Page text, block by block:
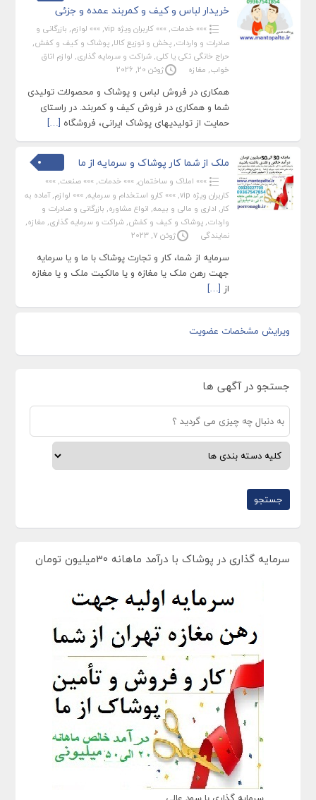
خریدار لباس و کیف و کمربند عمده و جزئی
»»» خدمات, »»» کاربران ویژه vip , »»» لوازم, بازرگانی و
صادرات و واردات, پخش و توزیع کالا, پوشاک و کیف و کفش,
حراج خانگی تکی یا کلی, شراکت و سرمایه گذاری, لوازم اتاق
خواب, مغازه ژوئن 20, 2026
همکاری در فروش لباس و پوشاک و محصولات تولیدی
شما و همکاری در فروش کیف و کمربند. در راستای
حمایت از تولیدیهای پوشاک ایرانی، فروشگاه […]
ملک از شما کار پوشاک و سرمایه از ما
»»» املاک و ساختمان, »»» خدمات, »»» صنعت,
»»»
کاربران ویژه vip
, »»» کارو استخدام و سرمایه, »»» لوازم,آماده به
کار, اداری و مالی و بیمه, انواع مشاوره, بازرگانی و صادرات و
واردات, پوشاک و کیف و کفش, شراکت و سرمایه گذاری, مغازه,
نمایندگی
ژوئن 7, 2023
سرمایه از شما، کار و تجارت پوشاک با ما و یا سرمایه
جهت رهن ملک یا مغازه و یا مالکیت ملک و یا مغازه
از […]
ویرایش مشخصات عضویت
جستجو در آگهی ها
سرمایه گذاری در پوشاک با درآمد ماهانه 30میلیون تومان